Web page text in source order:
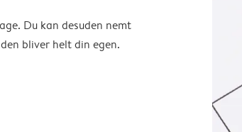
Du kan desuden nemt
bliver helt din egen.